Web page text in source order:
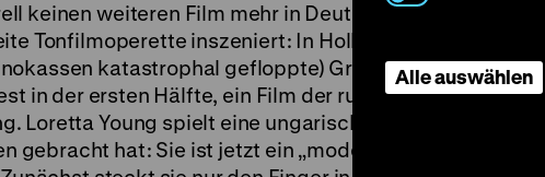
keinen weiteren Film mehr in Deutschland
Tonfilmoperette inszeniert: In Hollywood, wo er für
katastrophal gefloppte) Großproduktion
in der ersten Hälfte, ein Film der ruhelosen
Loretta Young spielt eine ungarische Prinzessin, die
gebracht hat: Sie ist jetzt ein „modern girl” und hält
Alle auswählen